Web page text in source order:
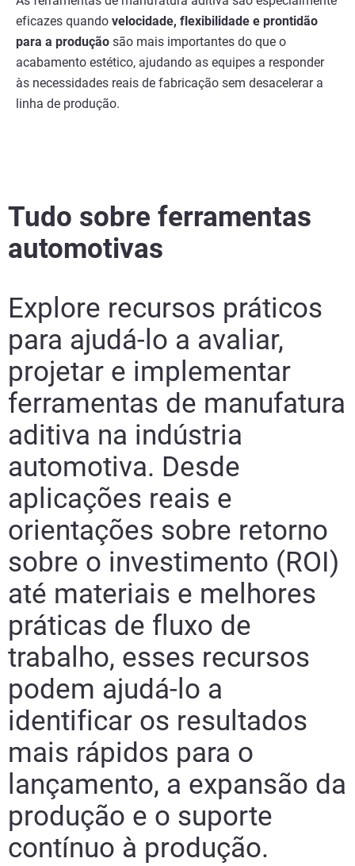
eficazes quando velocidade, flexibilidade e prontidão
para a produção são mais importantes do que o
acabamento estético, ajudando as equipes a responder
às necessidades reais de fabricação sem desacelerar a
linha de produção.
Tudo sobre ferramentas
automotivas
Explore recursos práticos
para ajudá-lo a avaliar,
projetar e implementar
ferramentas de manufatura
aditiva na indústria
automotiva. Desde
aplicações reais e
orientações sobre retorno
sobre o investimento (ROI)
até materiais e melhores
práticas de fluxo de
trabalho, esses recursos
podem ajudá-lo a
identificar os resultados
mais rápidos para o
lançamento, a expansão da
produção e o suporte
contínuo à produção.